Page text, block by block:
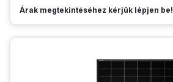
Árak megtekintéséhez kérjük lépjen be!